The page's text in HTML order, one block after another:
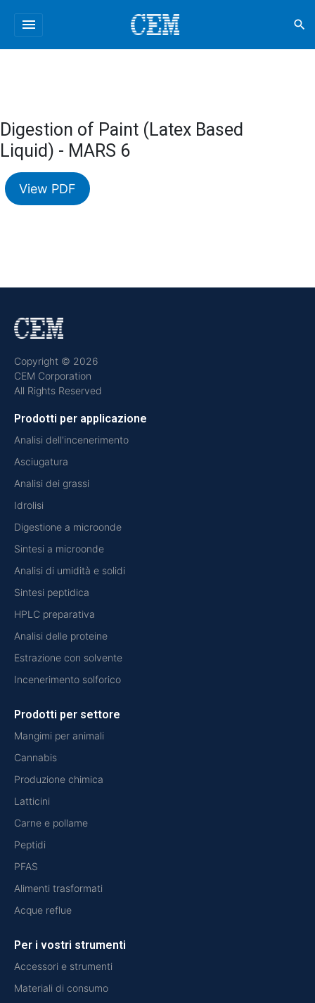
menu search
Digestion of Paint (Latex Based
Liquid) - MARS 6
View PDF
Copyright © 2026
CEM Corporation
All Rights Reserved
Prodotti per applicazione
Analisi dell'incenerimento
Asciugatura
Analisi dei grassi
Idrolisi
Digestione a microonde
Sintesi a microonde
Analisi di umidità e solidi
Sintesi peptidica
HPLC preparativa
Analisi delle proteine
Estrazione con solvente
Incenerimento solforico
Prodotti per settore
Mangimi per animali
Cannabis
Produzione chimica
Latticini
Carne e pollame
Peptidi
PFAS
Alimenti trasformati
Acque reflue
Per i vostri strumenti
Accessori e strumenti
Materiali di consumo